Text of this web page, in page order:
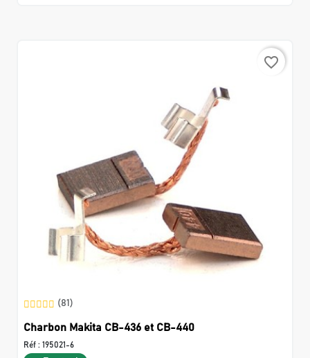
favorite_border
(81)
Charbon Makita CB-436 et CB-440
Réf : 195021-6